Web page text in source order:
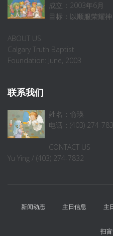
成立：2003年6月
目标：以顺服荣耀
ABOUT US
Calgary Truth Baptist
Foundation: June, 2003
联系我们
姓名：俞瑛
电话：(403) 274-
CONTACT US
Yu Ying / (403) 274-7832
新闻动态 主日信息 主
扫